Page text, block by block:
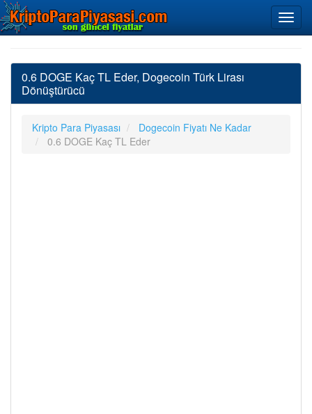
0.6 DOGE Kaç TL Eder, Dogecoin Türk Lirası
Dönüştürücü
Kripto Para Piyasası
Dogecoin Fiyatı Ne Kadar
0.6 DOGE Kaç TL Eder